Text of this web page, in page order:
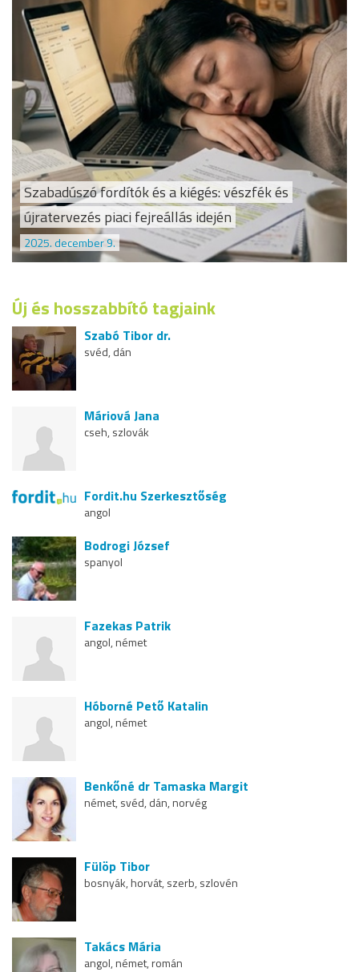
Szabadúszó fordítók és a kiégés: vészfék és
újratervezés piaci fejreállás idején
2025. december 9.
Új és hosszabbító tagjaink
Szabó Tibor dr.
svéd, dán
Máriová Jana
cseh, szlovák
Fordit.hu Szerkesztőség
angol
Bodrogi József
spanyol
Fazekas Patrik
angol, német
Hóborné Pető Katalin
angol, német
Benkőné dr Tamaska Margit
német, svéd, dán, norvég
Fülöp Tibor
bosnyák, horvát, szerb, szlovén
Takács Mária
angol, német, román